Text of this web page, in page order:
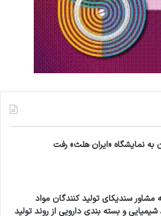
به نمایشگاه «ایران هلث» رفت
سندیکای تولید کنندگان مواد
شیمیایی و بسته بندی دارویی از روند تولید